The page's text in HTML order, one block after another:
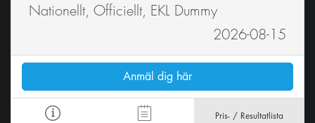
Nationellt, Officiellt, EKL Dummy
2026-08-15
Anmäl dig här
Pris- / Resultatlista